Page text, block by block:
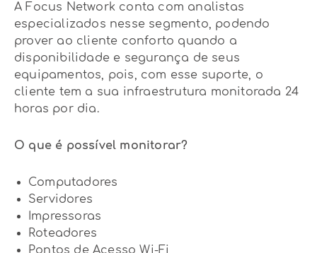
A Focus Network conta com analistas
especializados nesse segmento, podendo
prover ao cliente conforto quando a
disponibilidade e segurança de seus
equipamentos, pois, com esse suporte, o
cliente tem a sua infraestrutura monitorada 24
horas por dia.
O que é possível monitorar?
Computadores
Servidores
Impressoras
Roteadores
Pontos de Acesso Wi-Fi